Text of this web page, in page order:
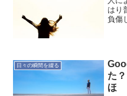
はり
負傷
に
日々の瞬間を綴る
た
ほ